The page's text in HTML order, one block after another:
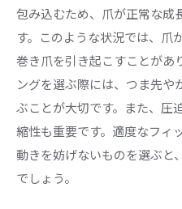
巻き爪を防ぐため
巻き爪の予防と改
日常的に心掛けた
の関係
包み込むため、爪が正常な成
す。このような状況では、爪
巻き爪を引き起こすことがあ
ングを選ぶ際には、つま先
ぶことが大切です。また、圧
縮性も重要です。適度なフィ
動きを妨げないものを選ぶと
でしょう。